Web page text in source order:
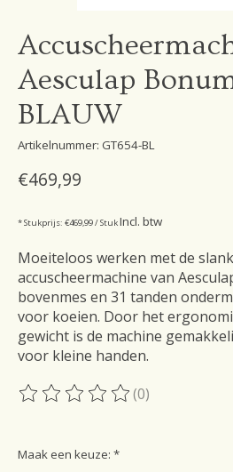
Aesculap
BLAUW
Artikelnummer: GT654-BL
€469,99
* Stukprijs: €469,99 / StukIncl. btw
Moeiteloos werken met de
accuscheermachine van
bovenmes en 31 tanden
voor koeien. Door het
gewicht is de machine
voor kleine handen.
De beoordeling van dit product is
(0)
Maak een keuze: *